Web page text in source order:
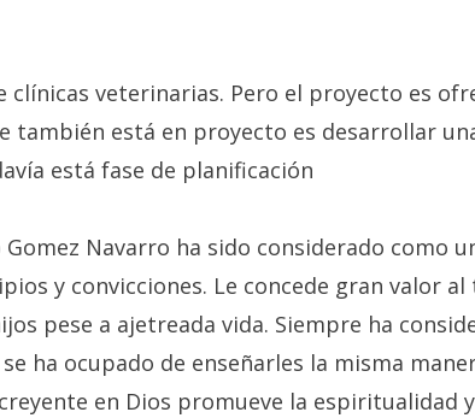
clínicas veterinarias. Pero el proyecto es
también está en proyecto es desarrollar
está fase de planificación
Navarro ha sido considerado como
y convicciones. Le concede gran valor
pese a ajetreada vida. Siempre ha
ha ocupado de enseñarles la misma
en Dios promueve la espiritualidad